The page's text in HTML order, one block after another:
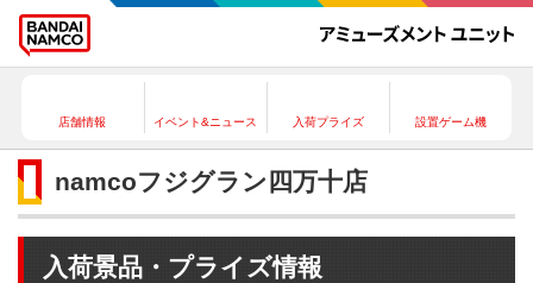
店舗情報 イベント&ニュース 入荷プライズ 設置ゲーム機
namcoフジグラン四万十店
入荷景品・プライズ情報